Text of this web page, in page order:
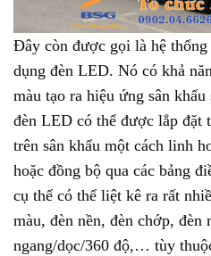
Đây còn được gọi là hệ thống
dụng đèn LED. Nó có khả
màu tạo ra hiệu ứng sân
đèn LED có thể được lắp đặt
trên sân khấu một cách linh
hoặc đồng bộ qua các bảng
cụ thể có thể liệt kê ra rất
màu, đèn nền, đèn chớp, đèn
ngang/dọc/360 độ,… tùy